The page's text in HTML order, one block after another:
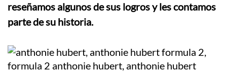
reseñamos algunos de sus logros y les contamos
parte de su historia.